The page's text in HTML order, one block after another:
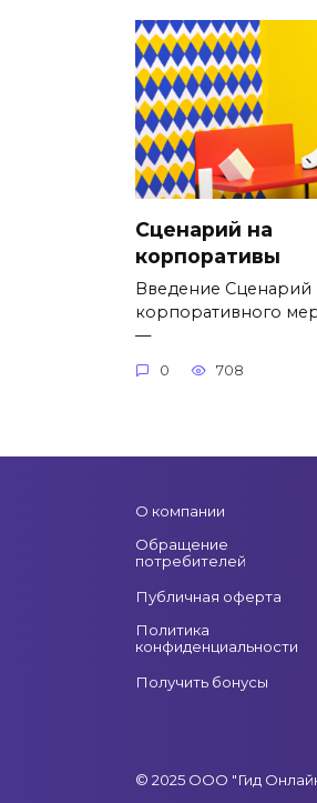
Сценарий на
корпоративы
Введение Сценарий
корпоративного
—
0 708
О компании
Обращение
потребителей
Публичная оферта
Политика
конфиденциальности
Получить бонусы
© 2025 ООО "Гид